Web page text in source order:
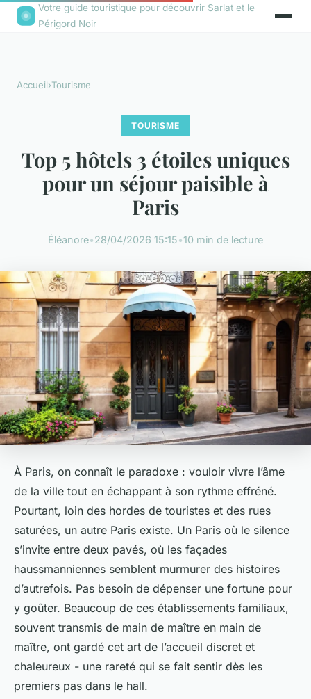
Votre guide touristique pour découvrir Sarlat et le
Périgord Noir
Accueil›Tourisme
TOURISME
Top 5 hôtels 3 étoiles uniques
pour un séjour paisible à
Paris
Éléanore•28/04/2026 15:15•10 min de lecture
À Paris, on connaît le paradoxe : vouloir vivre l’âme
de la ville tout en échappant à son rythme effréné.
Pourtant, loin des hordes de touristes et des rues
saturées, un autre Paris existe. Un Paris où le silence
s’invite entre deux pavés, où les façades
haussmanniennes semblent murmurer des histoires
d’autrefois. Pas besoin de dépenser une fortune pour
y goûter. Beaucoup de ces établissements familiaux,
souvent transmis de main de maître en main de
maître, ont gardé cet art de l’accueil discret et
chaleureux - une rareté qui se fait sentir dès les
premiers pas dans le hall.